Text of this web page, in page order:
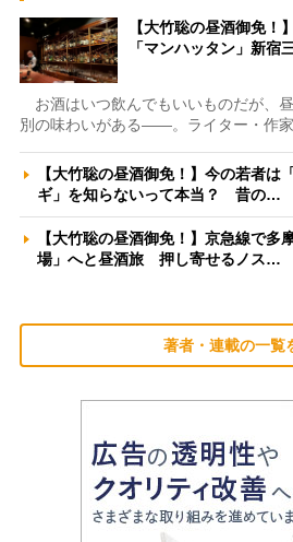
【大竹聡の昼酒御免！
「マンハッタン」新
お酒はいつ飲んでもいいものだが、
別の味わいがある――。ライター・作
【大竹聡の昼酒御免！】今の若者は
ギ」を知らないって本当？ 昔の…
【大竹聡の昼酒御免！】京急線で多
場」へと昼酒旅 押し寄せるノス…
著者・連載の一覧